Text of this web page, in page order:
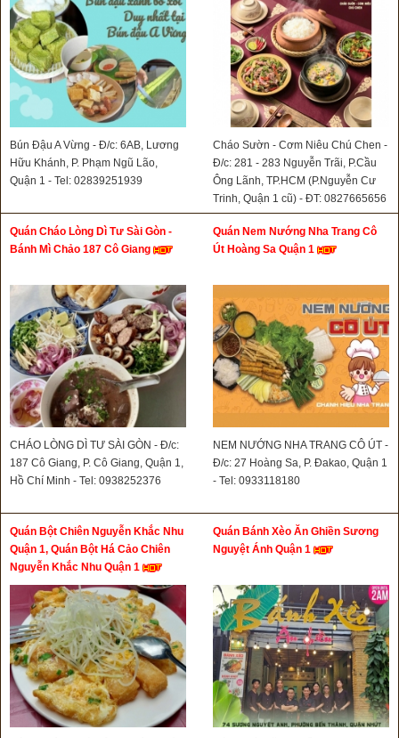
Bún Đậu A Vừng - Đ/c: 6AB, Lương
Hữu Khánh, P. Phạm Ngũ Lão,
Quận 1 - Tel: 02839251939
Cháo Sườn - Cơm Niêu Chú Chen -
Đ/c: 281 - 283 Nguyễn Trãi, P.Cầu
Ông Lãnh, TP.HCM (P.Nguyễn Cư
Trinh, Quận 1 cũ) - ĐT: 0827665656
Quán Cháo Lòng Dì Tư Sài Gòn -
Bánh Mì Chảo 187 Cô Giang
CHÁO LÒNG DÌ TƯ SÀI GÒN - Đ/c:
187 Cô Giang, P. Cô Giang, Quận 1,
Hồ Chí Minh - Tel: 0938252376
Quán Nem Nướng Nha Trang Cô
Út Hoàng Sa Quận 1
NEM NƯỚNG NHA TRANG CÔ ÚT -
Đ/c: 27 Hoàng Sa, P. Đakao, Quận 1
- Tel: 0933118180
Quán Bột Chiên Nguyễn Khắc Nhu
Quận 1, Quán Bột Há Cảo Chiên
Nguyễn Khắc Nhu Quận 1
Quán Bánh Xèo Ăn Ghiền Sương
Nguyệt Ánh Quận 1